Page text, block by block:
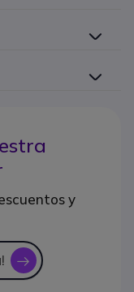
y
icon